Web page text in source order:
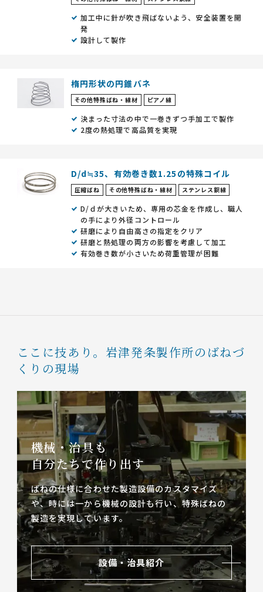
加工中に針が吹き飛ばないよう、安全装置を開
発
設計して製作
楕円形状の円錐バネ
その他特殊ばね・線材 ピアノ線
決まった寸法の中で一巻きずつ手加工で製作
2度の熱処理で高品質を実現
D/d≒35、有効巻き数1.25の特殊コイル
圧縮ばね その他特殊ばね・線材 ステンレス鋼線
D/ｄが大きいため、専用の芯金を作成し、職人
の手により外径コントロール
研磨により自由高さの指定をクリア
研磨と熱処理の両方の影響を考慮して加工
有効巻き数が小さいため荷重管理が困難
ここに技あり。 岩津発条製作所のばねづ
くりの現場
機械・治具も
自分たちで作り出す
ばねの仕様に合わせた製造設備のカスタマイズ
や、時には一から機械の設計も行い、特殊ばねの
製造を実現しています。
設備・治具紹介